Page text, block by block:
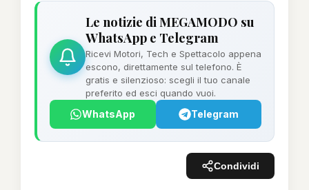
Le notizie di MEGAMODO su
WhatsApp e Telegram
Ricevi Motori, Tech e Spettacolo appena
escono, direttamente sul telefono. È
gratis e silenzioso: scegli il tuo canale
preferito ed esci quando vuoi.
WhatsApp Telegram
Condividi